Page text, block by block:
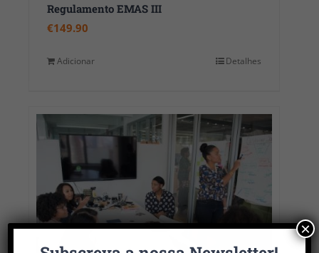
Regulamento EMAS III
€149.90
Adicionar Detalhes
×